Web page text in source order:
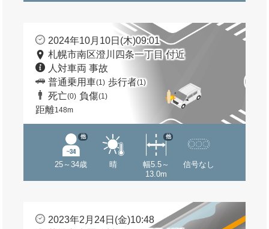
2024年10月10日(木)09:01
札幌市南区澄川四条一丁目 付近
人対車両 事故
普通乗用車(1) 歩行者(1)
死亡(0) 負傷(1)
距離148m
25～34歳
他
晴
幅5.5～
13.0m
他
信号なし
2023年2月24日(金)10:48